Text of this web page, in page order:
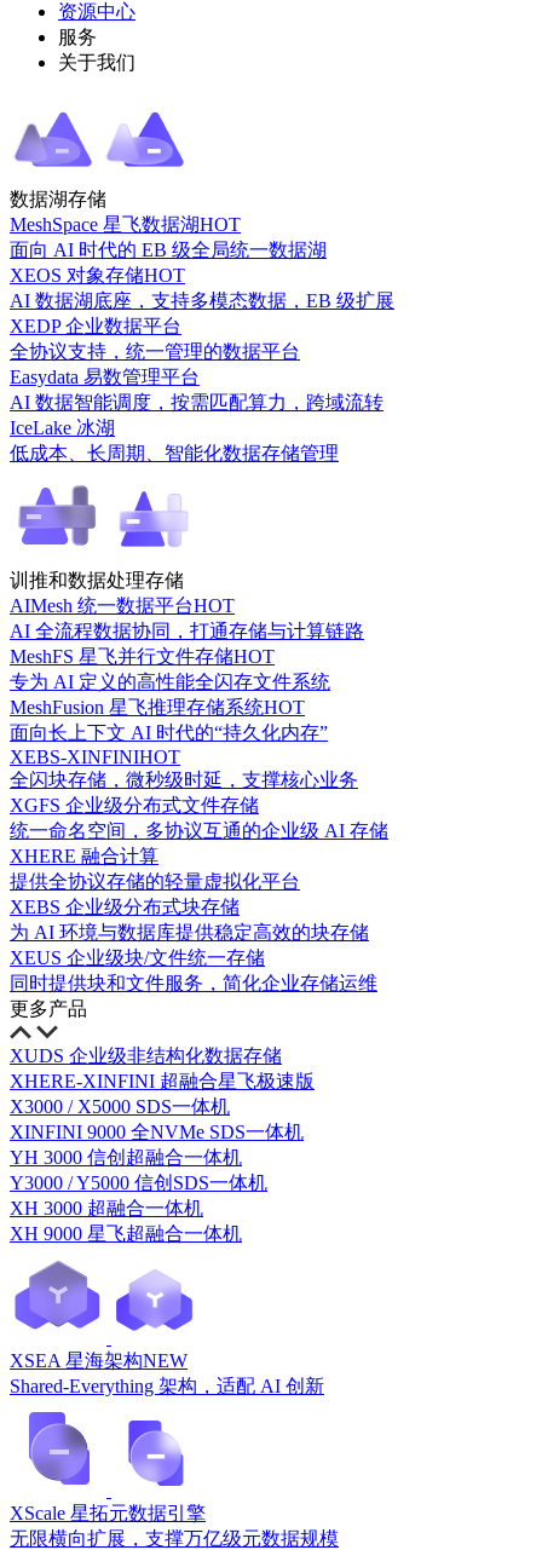
资源中心
服务
关于我们
数据湖存储
MeshSpace 星飞数据湖HOT
面向 AI 时代的 EB 级全局统一数据湖
XEOS 对象存储HOT
AI 数据湖底座，支持多模态数据，EB 级扩展
XEDP 企业数据平台
全协议支持，统一管理的数据平台
Easydata 易数管理平台
AI 数据智能调度，按需匹配算力，跨域流转
IceLake 冰湖
低成本、长周期、智能化数据存储管理
训推和数据处理存储
AIMesh 统一数据平台HOT
AI 全流程数据协同，打通存储与计算链路
MeshFS 星飞并行文件存储HOT
专为 AI 定义的高性能全闪存文件系统
MeshFusion 星飞推理存储系统HOT
面向长上下文 AI 时代的“持久化内存”
XEBS-XINFINIHOT
全闪块存储，微秒级时延，支撑核心业务
XGFS 企业级分布式文件存储
统一命名空间，多协议互通的企业级 AI 存储
XHERE 融合计算
提供全协议存储的轻量虚拟化平台
XEBS 企业级分布式块存储
为 AI 环境与数据库提供稳定高效的块存储
XEUS 企业级块/文件统一存储
同时提供块和文件服务，简化企业存储运维
更多产品
XUDS 企业级非结构化数据存储
XHERE-XINFINI 超融合星飞极速版
X3000 / X5000 SDS一体机
XINFINI 9000 全NVMe SDS一体机
YH 3000 信创超融合一体机
Y3000 / Y5000 信创SDS一体机
XH 3000 超融合一体机
XH 9000 星飞超融合一体机
XSEA 星海架构NEW
Shared-Everything 架构，适配 AI 创新
XScale 星拓元数据引擎
无限横向扩展，支撑万亿级元数据规模